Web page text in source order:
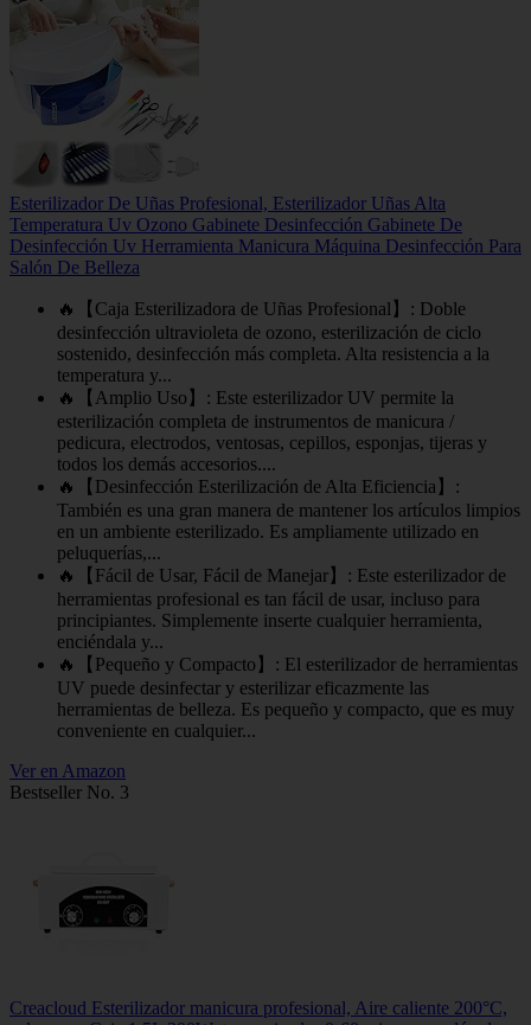
Esterilizador De Uñas Profesional, Esterilizador Uñas Alta
Temperatura Uv Ozono Gabinete Desinfección Gabinete De
Desinfección Uv Herramienta Manicura Máquina Desinfección Para
Salón De Belleza
🔥【Caja Esterilizadora de Uñas Profesional】: Doble
desinfección ultravioleta de ozono, esterilización de ciclo
sostenido, desinfección más completa. Alta resistencia a la
temperatura y...
🔥【Amplio Uso】: Este esterilizador UV permite la
esterilización completa de instrumentos de manicura /
pedicura, electrodos, ventosas, cepillos, esponjas, tijeras y
todos los demás accesorios....
🔥【Desinfección Esterilización de Alta Eficiencia】:
También es una gran manera de mantener los artículos limpios
en un ambiente esterilizado. Es ampliamente utilizado en
peluquerías,...
🔥【Fácil de Usar, Fácil de Manejar】: Este esterilizador de
herramientas profesional es tan fácil de usar, incluso para
principiantes. Simplemente inserte cualquier herramienta,
enciéndala y...
🔥【Pequeño y Compacto】: El esterilizador de herramientas
UV puede desinfectar y esterilizar eficazmente las
herramientas de belleza. Es pequeño y compacto, que es muy
conveniente en cualquier...
Ver en Amazon
Bestseller No. 3
Creacloud Esterilizador manicura profesional, Aire caliente 200°C,